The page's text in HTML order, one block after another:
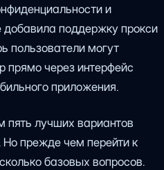
и
добавила поддержку прокси
пользователи могут
прямо через интерфейс
приложения.
пять лучших вариантов
прежде чем перейти к
базовых вопросов.